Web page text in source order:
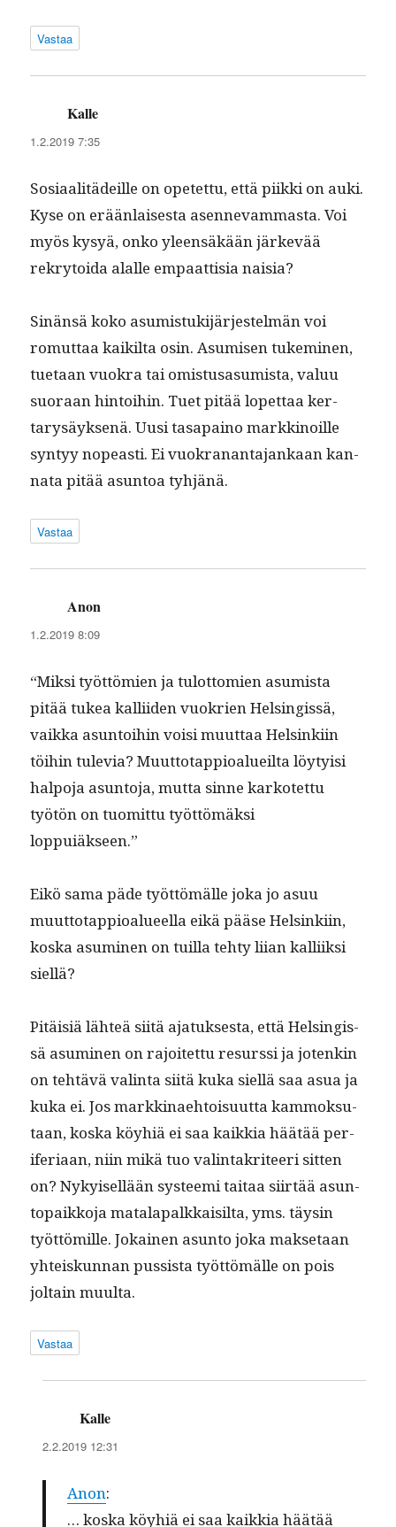
Vastaa
Kalle
1.2.2019 7:35
Sosi­aal­itädeille on opetet­tu, että piik­ki on auki.
Kyse on erään­lais­es­ta asen­nevam­mas­ta. Voi
myös kysyä, onko yleen­säkään järkevää
rekry­toi­da alalle empaat­tisia naisia?
Sinän­sä koko asum­is­tuk­i­jär­jestelmän voi
romut­taa kaik­il­ta osin. Asumisen tukem­i­nen,
tue­taan vuokra tai omis­tusasum­ista, val­uu
suo­raan hin­toi­hin. Tuet pitää lopet­taa ker­
tarysäyk­senä. Uusi tas­apaino markki­noille
syn­tyy nopeasti. Ei vuokranan­ta­jankaan kan­
na­ta pitää asun­toa tyhjänä.
Vastaa
Anon
1.2.2019 8:09
“Mik­si työt­tömien ja tulot­tomien asum­ista
pitää tukea kalli­iden vuokrien Helsingis­sä,
vaik­ka asun­toi­hin voisi muut­taa Helsinki­in
töi­hin tule­via? Muut­to­tap­pioalueil­ta löy­ty­isi
halpo­ja asun­to­ja, mut­ta sinne karkotet­tu
työtön on tuomit­tu työt­tömäk­si
loppuiäkseen.”
Eikö sama päde työt­tömälle joka jo asuu
muut­to­tap­pioalueel­la eikä pääse Helsinki­in,
kos­ka asum­i­nen on tuil­la tehty liian kalli­ik­si
siellä?
Pitäisiä lähteä siitä ajatuk­ses­ta, että Helsingis­
sä asum­i­nen on rajoitet­tu resurssi ja jotenkin
on tehtävä val­in­ta siitä kuka siel­lä saa asua ja
kuka ei. Jos markki­nae­htoisu­ut­ta kammok­su­
taan, kos­ka köy­hiä ei saa kaikkia häätää per­
ife­ri­aan, niin mikä tuo val­in­takri­teeri sit­ten
on? Nykyisel­lään sys­tee­mi taitaa siirtää asun­
topaikko­ja mata­la­palkkaisil­ta, yms. täysin
työt­tömille. Jokainen asun­to joka mak­se­taan
yhteiskun­nan pus­sista työt­tömälle on pois
joltain muulta.
Vastaa
Kalle
2.2.2019 12:31
Anon:
… kos­ka köy­hiä ei saa kaikkia häätää